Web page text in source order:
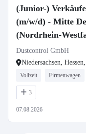
(Junior-)
(m/w/d) - Mitte
(Nordrhein-
Thüringen,
Dustcontrol GmbH
Niedersachsen,
Vollzeit Firmenwagen
3
07.08.2026